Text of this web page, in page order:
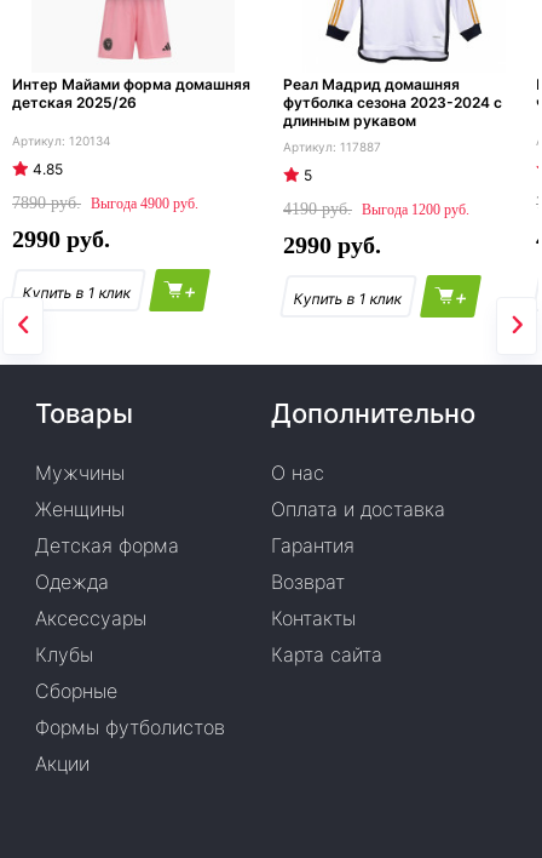
Интер Майами форма домашняя
детская 2025/26
120134
4.85
7890
4900
2990
+
Реал Мадрид домашняя
футболка сезона 2023-2024 с
длинным рукавом
117887
5
4190
1200
2990
+
Товары
Мужчины
Женщины
Детская форма
Одежда
Аксессуары
Клубы
Сборные
Формы футболистов
Акции
Дополнительно
О нас
Оплата и доставка
Гарантия
Возврат
Контакты
Карта сайта